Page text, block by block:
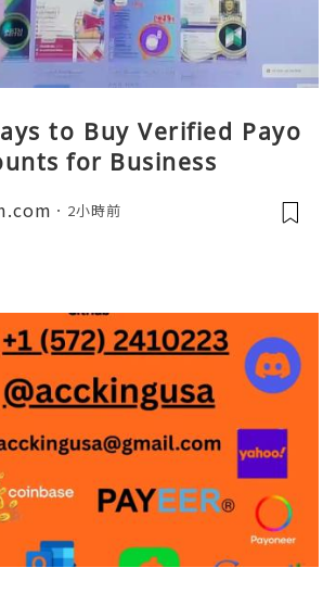
to Buy Verified Payo
for Business
2小時前